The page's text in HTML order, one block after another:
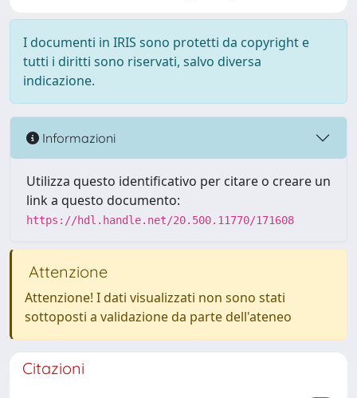
I documenti in IRIS sono protetti da copyright e
tutti i diritti sono riservati, salvo diversa
indicazione.
Informazioni
Utilizza questo identificativo per citare o creare un
link a questo documento:
https://hdl.handle.net/20.500.11770/171608
Attenzione
Attenzione! I dati visualizzati non sono stati
sottoposti a validazione da parte dell'ateneo
Citazioni